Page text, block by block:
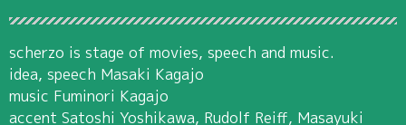
scherzo is stage of movies, speech and music.
idea, speech Masaki Kagajo
music Fuminori Kagajo
accent Satoshi Yoshikawa, Rudolf Reiff, Masayuki